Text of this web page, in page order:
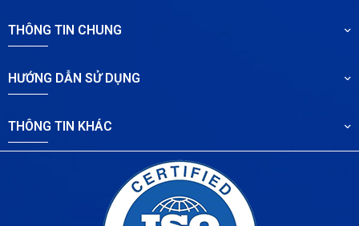
THÔNG TIN CHUNG
HƯỚNG DẪN SỬ DỤNG
THÔNG TIN KHÁC